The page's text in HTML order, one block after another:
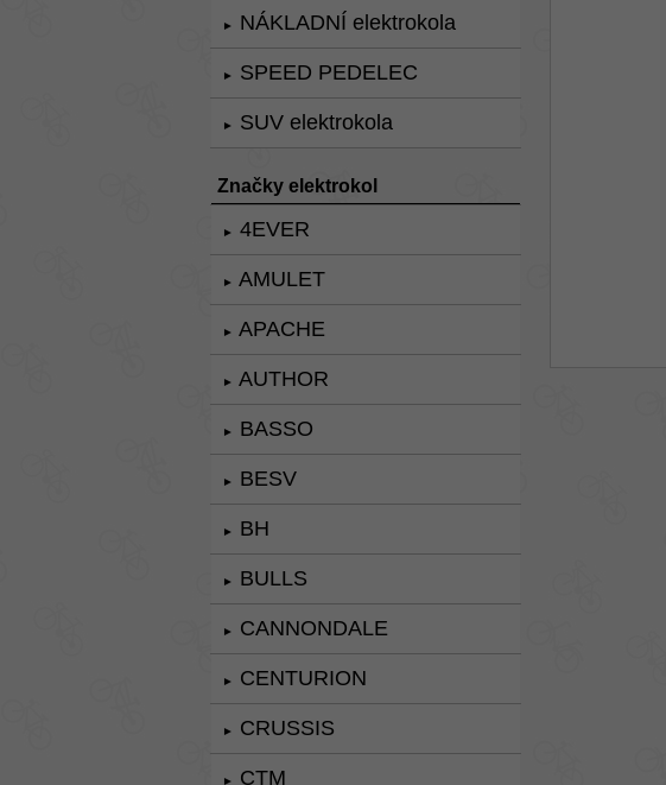
► NÁKLADNÍ elektrokola
► SPEED PEDELEC
► SUV elektrokola
Značky elektrokol
► 4EVER
► AMULET
► APACHE
► AUTHOR
► BASSO
► BESV
► BH
► BULLS
► CANNONDALE
► CENTURION
► CRUSSIS
► CTM